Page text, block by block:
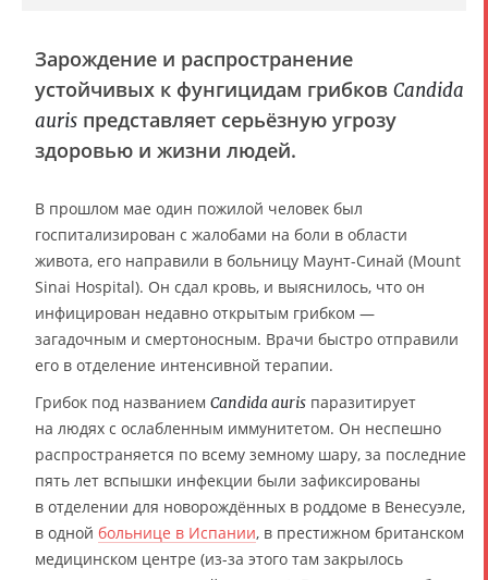
Зарождение и распространение
устойчивых к фунгицидам грибков Candida
auris представляет серьёзную угрозу
здоровью и жизни людей.
В прошлом мае один пожилой человек был
госпитализирован с жалобами на боли в области
живота, его направили в больницу Маунт-Синай (Mount
Sinai Hospital). Он сдал кровь, и выяснилось, что он
инфицирован недавно открытым грибком —
загадочным и смертоносным. Врачи быстро отправили
его в отделение интенсивной терапии.
Грибок под названием Candida auris паразитирует
на людях с ослабленным иммунитетом. Он неспешно
распространяется по всему земному шару, за последние
пять лет вспышки инфекции были зафиксированы
в отделении для новорождённых в роддоме в Венесуэле,
в одной больнице в Испании, в престижном британском
медицинском центре (из-за этого там закрылось